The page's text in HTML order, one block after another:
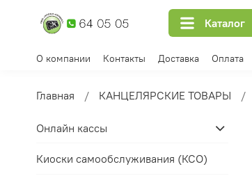
Каталог
О компании Контакты Доставка Оплата
Главная КАНЦЕЛЯРСКИЕ ТОВАРЫ
Онлайн кассы
Киоски самообслуживания (КСО)